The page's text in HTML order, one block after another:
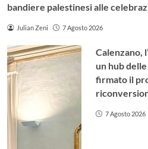
bandiere palestinesi alle
Julian Zeni 7 Agosto 2026
Calenzano,
un hub
firmato il
7 Agosto 2026